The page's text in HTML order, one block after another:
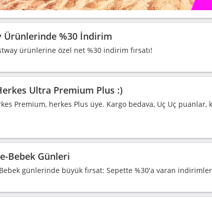
Ürünlerinde %30 İndirim
ürünlerine özel net %30 indirim fırsatı!
Ultra Premium Plus :)
Premium, herkes Plus üye. Kargo bedava, Uç Uç
Bebek Günleri
günlerinde büyük fırsat: Sepette %30'a varan